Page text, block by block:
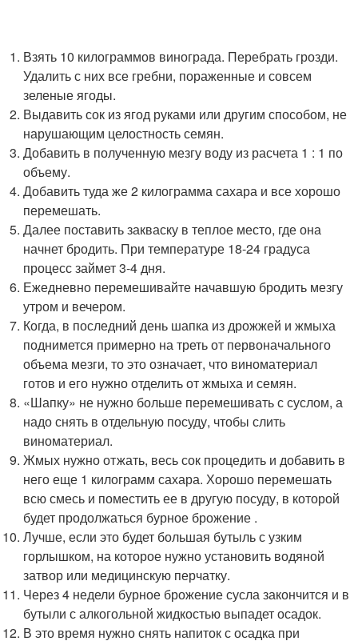
Взять 10 килограммов винограда. Перебрать грозди.
Удалить с них все гребни, пораженные и совсем
зеленые ягоды.
Выдавить сок из ягод руками или другим способом, не
нарушающим целостность семян.
Добавить в полученную мезгу воду из расчета 1 : 1 по
объему.
Добавить туда же 2 килограмма сахара и все хорошо
перемешать.
Далее поставить закваску в теплое место, где она
начнет бродить. При температуре 18-24 градуса
процесс займет 3-4 дня.
Ежедневно перемешивайте начавшую бродить мезгу
утром и вечером.
Когда, в последний день шапка из дрожжей и жмыха
поднимется примерно на треть от первоначального
объема мезги, то это означает, что виноматериал
готов и его нужно отделить от жмыха и семян.
«Шапку» не нужно больше перемешивать с суслом, а
надо снять в отдельную посуду, чтобы слить
виноматериал.
Жмых нужно отжать, весь сок процедить и добавить в
него еще 1 килограмм сахара. Хорошо перемешать
всю смесь и поместить ее в другую посуду, в которой
будет продолжаться бурное брожение .
Лучше, если это будет большая бутыль с узким
горлышком, на которое нужно установить водяной
затвор или медицинскую перчатку.
Через 4 недели бурное брожение сусла закончится и в
бутыли с алкогольной жидкостью выпадет осадок.
В это время нужно снять напиток с осадка при